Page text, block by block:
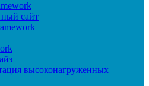
сайт
высоконагруженных